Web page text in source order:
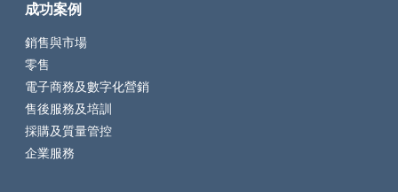
成功案例
銷售與市場
零售
電子商務及數字化營銷
售後服務及培訓
採購及質量管控
企業服務